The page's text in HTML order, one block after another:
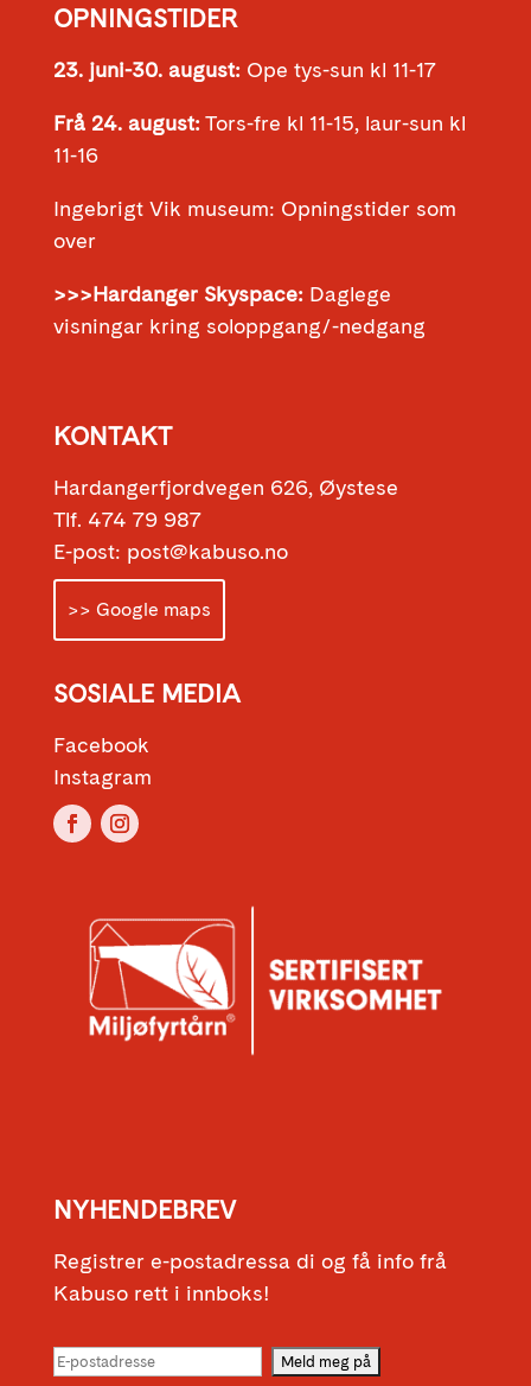
OPNINGSTIDER
23. juni-30. august:Ope tys-sun kl 11-17
Frå 24. august:Tors-fre kl 11-15, laur-sun kl
11-16
Ingebrigt Vik museum: Opningstider som
over
>>>Hardanger Skyspace:Daglege
visningar kring soloppgang/-nedgang
KONTAKT
Hardangerfjordvegen 626, Øystese
Tlf. 474 79 987
E-post: post@kabuso.no
>> Google maps
SOSIALE MEDIA
Facebook
Instagram
NYHENDEBREV
Registrer e-postadressa di og få info frå
Kabuso rett i innboks!